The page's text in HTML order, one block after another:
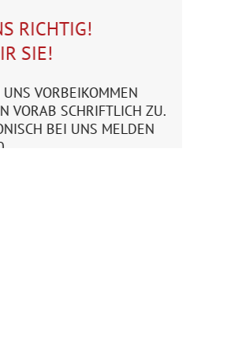
RICHTIG!
SIE!
VORBEIKOMMEN
VORAB SCHRIFTLICH ZU.
BEI UNS MELDEN